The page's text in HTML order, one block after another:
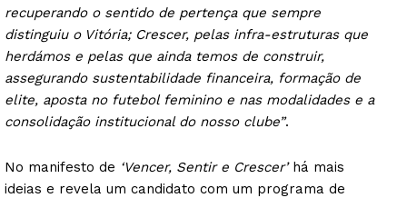
recuperando o sentido de pertença que sempre
distinguiu o Vitória; Crescer, pelas infra-estruturas que
herdámos e pelas que ainda temos de construir,
assegurando sustentabilidade financeira, formação de
elite, aposta no futebol feminino e nas modalidades e a
consolidação institucional do nosso clube”.
No manifesto de ‘Vencer, Sentir e Crescer’ há mais
ideias e revela um candidato com um programa de